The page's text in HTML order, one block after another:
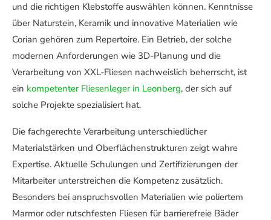
und die richtigen Klebstoffe auswählen können. Kenntnisse
über Naturstein, Keramik und innovative Materialien wie
Corian gehören zum Repertoire. Ein Betrieb, der solche
modernen Anforderungen wie 3D-Planung und die
Verarbeitung von XXL-Fliesen nachweislich beherrscht, ist
ein kompetenter Fliesenleger in Leonberg, der sich auf
solche Projekte spezialisiert hat.
Die fachgerechte Verarbeitung unterschiedlicher
Materialstärken und Oberflächenstrukturen zeigt wahre
Expertise. Aktuelle Schulungen und Zertifizierungen der
Mitarbeiter unterstreichen die Kompetenz zusätzlich.
Besonders bei anspruchsvollen Materialien wie poliertem
Marmor oder rutschfesten Fliesen für barrierefreie Bäder